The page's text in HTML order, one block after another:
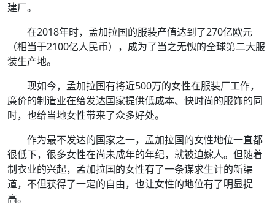
建厂。
在2018年时，孟加拉国的服装产值达到了270亿欧元
（相当于2100亿人民币），成为了当之无愧的全球第二大服
装生产地。
现如今，孟加拉国有将近500万的女性在服装厂工作，
廉价的制造业在给发达国家提供低成本、快时尚的服饰的同
时，也给当地女性带来了众多好处。
作为最不发达的国家之一，孟加拉国的女性地位一直都
很低下，很多女性在尚未成年的年纪，就被迫嫁人。但随着
制衣业的兴起，孟加拉国的女性有了一条谋求生计的新渠
道，不但获得了一定的自由，也让女性的地位有了明显提
高。